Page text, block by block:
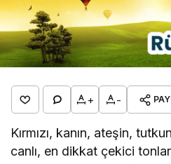
+ -
Kırmızı, kanın, ateşin,
canlı, en dikkat çekici